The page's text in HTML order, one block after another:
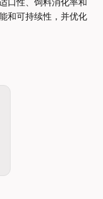
和可持续性，并优化